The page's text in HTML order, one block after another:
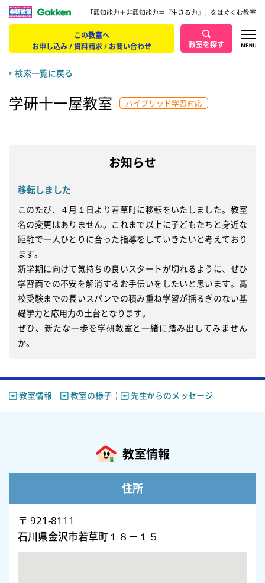
「認知能力＋非認知能力＝『生きる力』」をはぐくむ教室
この教室へ
お申し込み / 資料請求 / お問い合わせ
教室を探す
検索一覧に戻る
学研十一屋教室 ハイブリッド学習対応
お知らせ
移転しました
このたび、４月１日より若草町に移転をいたしました。教室
名の変更はありません。これまで以上に子どもたちと身近な
距離で一人ひとりに合った指導をしていきたいと考えており
ます。
新学期に向けて気持ちの良いスタートが切れるように、ぜひ
学習面での不安を解消するお手伝いをしたいと思います。高
校受験までの長いスパンでの積み重ね学習が揺るぎのない基
礎学力と応用力の土台となります。
ぜひ、新たな一歩を学研教室と一緒に踏み出してみません
か。
教室情報 教室の様子 先生からのメッセージ
教室情報
住所
〒 921-8111
石川県金沢市若草町１８－１５